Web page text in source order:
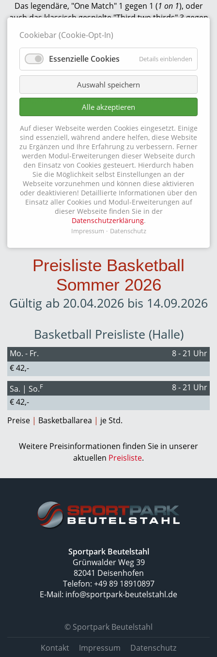
Das legendäre, "One Match" 1 gegen 1 (1 on 1), oder
auch das klassisch gespielte "Third two thirds" 3 gegen
3 bringen Fun in die besondere Variante der Sportart
Basketball. Ohne Schiedsrichter gespielt, zählt man ab
der "dreier Punkt-Linie" nur satte zwei statt drei
Punkte. Zudem spielt man auf Punkte nicht auf Zeit.
Übergabe zwischen "Winners' Ball" und "Losers' Ball"
sowie dem Gegner meist mit einem Bodenpass
übergeben "Check" geben dem Spiel die besondere
Note.
Street-Basketball übermittelt großen Spielspaß auch
an kleine Leute.
Durch den auch in der Höhe verstellbaren
Basketballkorb ist es möglich, den "Streetball-Fun" mit
jüngeren bzw. kleineren Spielern zu teilen.Gerne
unterstützt Sie das Sportpark Team bei der Ermittlung
der besten - fair - angepassten Spielhöhe.
Preisliste Basketball
Sommer 2026
Gültig ab 20.04.2026 bis 14.09.2026
Basketball Preisliste (Halle)
Mo. - Fr.
8 - 21 Uhr
€ 42,-
Sa. | So.F
8 - 21 Uhr
€ 42,-
Preise | Basketballarea | je Std.
Weitere Preisinformationen finden Sie in unserer
aktuellen Preisliste.
Sportpark Beutelstahl
Grünwalder Weg 39
82041 Deisenhofen
Telefon: +49 89 18910897
E-Mail: info@sportpark-beutelstahl.de
© Sportpark Beutelstahl
Navigation
überspringen
Kontakt Impressum Datenschutz
Cookiebar (Cookie-Opt-In)
Essenzielle Cookies Details einblenden
Auswahl speichern
Alle akzeptieren
Auf dieser Webseite werden Cookies eingesetzt. Einige
sind essenziell, während andere helfen, diese Website
zu Ergänzen und Ihre Erfahrung zu verbessern. Ferner
werden Modul-Erweiterungen dieser Webseite durch
den Einsatz von Cookies gesteuert. Hierdurch haben
Sie die Möglichkeit selbst Einstellungen an der
Webseite vorzunehmen und können diese aktivieren
oder deaktivieren! Detaillierte Informationen über den
Einsatz aller Cookies und Modul-Erweiterungen auf
dieser Webseite finden Sie in der
Datenschutzerklärung.
Impressum Datenschutz